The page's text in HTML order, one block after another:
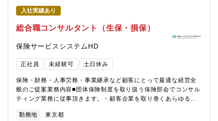
ティング・就業規則・社会保険についてのセミナー講師・労働保
険・社会保険実務の相談業務※当社は毎年多くの就業規則や働き
方改革に関するセミナーを開催しており、 2000名以上の企業経
営者や会計事務所の方々にご参加いただいています。 企業の経
営にまで踏み込んだ提案には高い評価が寄せられています。【安
定性】中小企業や1900を超える会計事務所から紹介や顧客から紹
介があり顧客企業の多くに継続頂ける為安定的な基盤がありま
す。【残業】月20-30時間程度
入社実績あり
総合職コンサルタント（生保・損保）
保険サービスシステムHD
正社員 未経験可 土日休み
保険・財務・人事労務・事業継承など顧客にとって最適な経営全
般のご提案業務内容■団体保険制度を取り扱う保険部会でコンサル
ティング業務に従事頂きます。・顧客企業を取り巻くあらゆるリ
サルティングを行います。・保険会社から独立した存在として、
勤務地 東京都